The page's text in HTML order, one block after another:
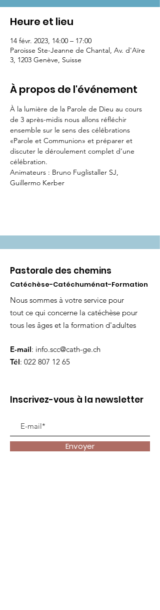
Heure et lieu
14 févr. 2023, 14:00 – 17:00
Paroisse Ste-Jeanne de Chantal, Av. d'Aïre
3, 1203 Genève, Suisse
À propos de l'événement
À la lumière de la Parole de Dieu au cours
de 3 après-midis nous allons réfléchir
ensemble sur le sens des célébrations
«Parole et Communion» et préparer et
discuter le déroulement complet d’une
célébration.
Animateurs : Bruno Fuglistaller SJ,
Guillermo Kerber
Pastorale des chemins
Catéchèse-Catéchuménat-Formation
Nous sommes à votre service pour
tout ce qui concerne la catéchèse pour
tous les âges et la formation d'adultes
E-mail: info.scc@cath-ge.ch
Tél: 022 807 12 65
Inscrivez-vous à la newsletter
Envoyer